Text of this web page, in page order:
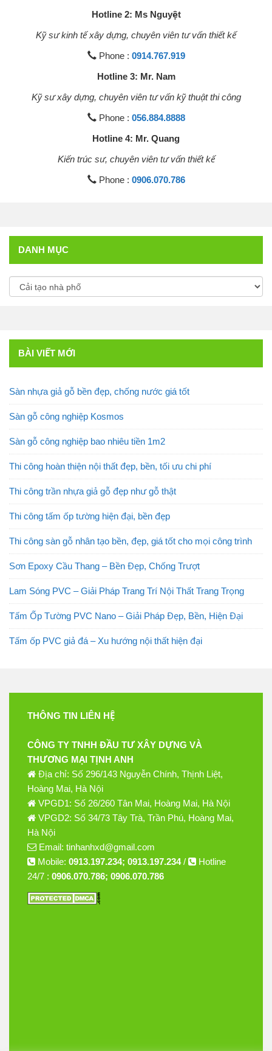
Hotline 2: Ms Nguyệt
Kỹ sư kinh tế xây dựng, chuyên viên tư vấn thiết kế
Phone : 0914.767.919
Hotline 3: Mr. Nam
Kỹ sư xây dựng, chuyên viên tư vấn kỹ thuật thi công
Phone : 056.884.8888
Hotline 4: Mr. Quang
Kiến trúc sư, chuyên viên tư vấn thiết kế
Phone : 0906.070.786
DANH MỤC
BÀI VIẾT MỚI
Sàn nhựa giả gỗ bền đẹp, chống nước giá tốt
Sàn gỗ công nghiệp Kosmos
Sàn gỗ công nghiệp bao nhiêu tiền 1m2
Thi công hoàn thiện nội thất đẹp, bền, tối ưu chi phí
Thi công trần nhựa giả gỗ đẹp như gỗ thật
Thi công tấm ốp tường hiện đại, bền đẹp
Thi công sàn gỗ nhân tạo bền, đẹp, giá tốt cho mọi công trình
Sơn Epoxy Cầu Thang – Bền Đẹp, Chống Trượt
Lam Sóng PVC – Giải Pháp Trang Trí Nội Thất Trang Trọng
Tấm Ốp Tường PVC Nano – Giải Pháp Đẹp, Bền, Hiện Đại
Tấm ốp PVC giả đá – Xu hướng nội thất hiện đại
THÔNG TIN LIÊN HỆ
CÔNG TY TNHH ĐẦU TƯ XÂY DỰNG VÀ
THƯƠNG MẠI TỊNH ANH
Địa chỉ: Số 296/143 Nguyễn Chính, Thịnh Liệt,
Hoàng Mai, Hà Nội
VPGD1: Số 26/260 Tân Mai, Hoàng Mai, Hà Nội
VPGD2: Số 34/73 Tây Trà, Trần Phú, Hoàng Mai,
Hà Nội
Email: tinhanhxd@gmail.com
Mobile: 0913.197.234; 0913.197.234/
Hotline
24/7 : 0906.070.786; 0906.070.786